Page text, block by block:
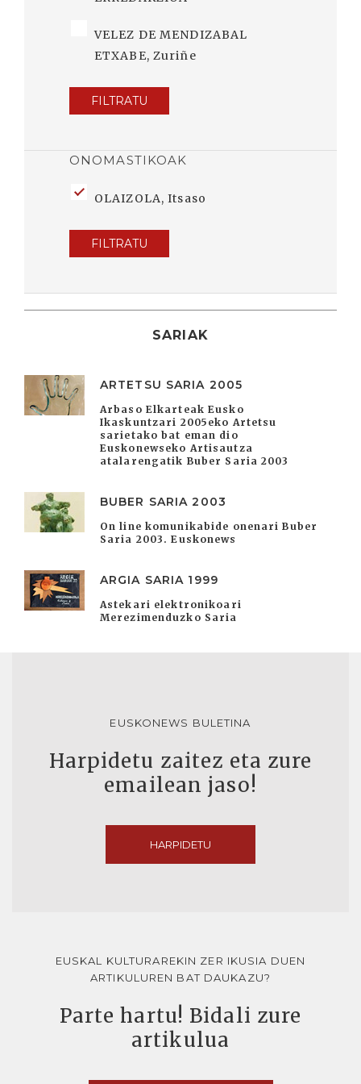
VELEZ DE MENDIZABAL
ETXABE, Zuriñe
FILTRATU
ONOMASTIKOAK
OLAIZOLA, Itsaso
FILTRATU
SARIAK
ARTETSU SARIA 2005
Arbaso Elkarteak Eusko
Ikaskuntzari 2005eko Artetsu
sarietako bat eman dio
Euskonewseko Artisautza
atalarengatik Buber Saria 2003
BUBER SARIA 2003
On line komunikabide onenari Buber
Saria 2003. Euskonews
ARGIA SARIA 1999
Astekari elektronikoari
Merezimenduzko Saria
EUSKONEWS BULETINA
Harpidetu zaitez eta zure
emailean jaso!
HARPIDETU
EUSKAL KULTURAREKIN ZER IKUSIA DUEN
ARTIKULUREN BAT DAUKAZU?
Parte hartu! Bidali zure
artikulua